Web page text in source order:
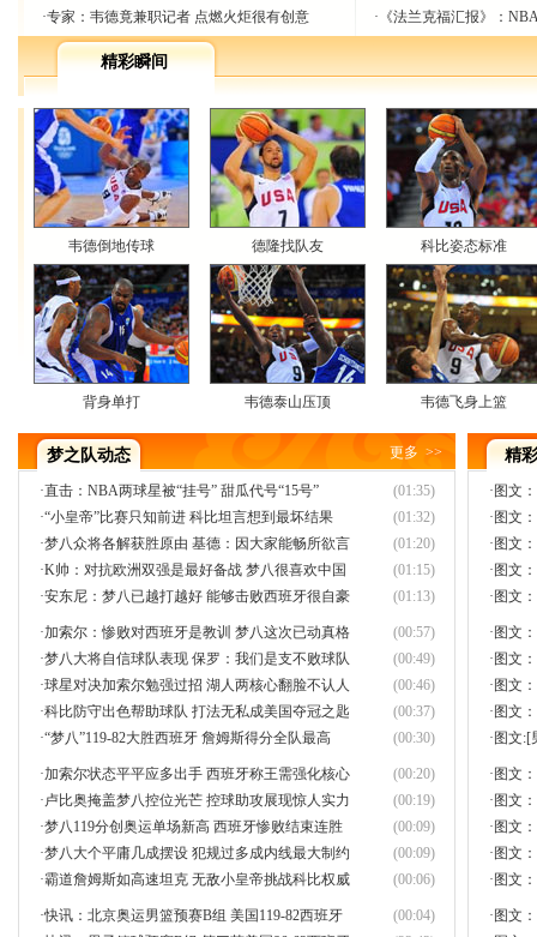
·专家：韦德竟兼职记者 点燃火炬很有创意
· 《法兰克福汇报》：
精彩瞬间
韦德倒地传球 德隆找队友 科比姿态标准
背身单打 韦德泰山压顶 韦德飞身上篮
梦之队动态 更多 >>
(01:35)
·直击：NBA两球星被“挂号” 甜瓜代号“15号”
(01:32)
·“小皇帝”比赛只知前进 科比坦言想到最坏结果
(01:20)
·梦八众将各解获胜原由 基德：因大家能畅所欲言
(01:15)
·K帅：对抗欧洲双强是最好备战 梦八很喜欢中国
(01:13)
·安东尼：梦八已越打越好 能够击败西班牙很自豪
(00:57)
·加索尔：惨败对西班牙是教训 梦八这次已动真格
(00:49)
·梦八大将自信球队表现 保罗：我们是支不败球队
(00:46)
·球星对决加索尔勉强过招 湖人两核心翻脸不认人
(00:37)
·科比防守出色帮助球队 打法无私成美国夺冠之匙
(00:30)
·“梦八”119-82大胜西班牙 詹姆斯得分全队最高
(00:20)
·加索尔状态平平应多出手 西班牙称王需强化核心
(00:19)
·卢比奥掩盖梦八控位光芒 控球助攻展现惊人实力
(00:09)
·梦八119分创奥运单场新高 西班牙惨败结束连胜
(00:09)
·梦八大个平庸几成摆设 犯规过多成内线最大制约
(00:06)
·霸道詹姆斯如高速坦克 无敌小皇帝挑战科比权威
(00:04)
·快讯：北京奥运男篮预赛B组 美国119-82西班牙
精
· 图文
· 图文
· 图文
· 图文
· 图文
· 图文
· 图文
· 图文
· 图文
· 图文:[
· 图文
· 图文
· 图文
· 图文
· 图文
· 图文